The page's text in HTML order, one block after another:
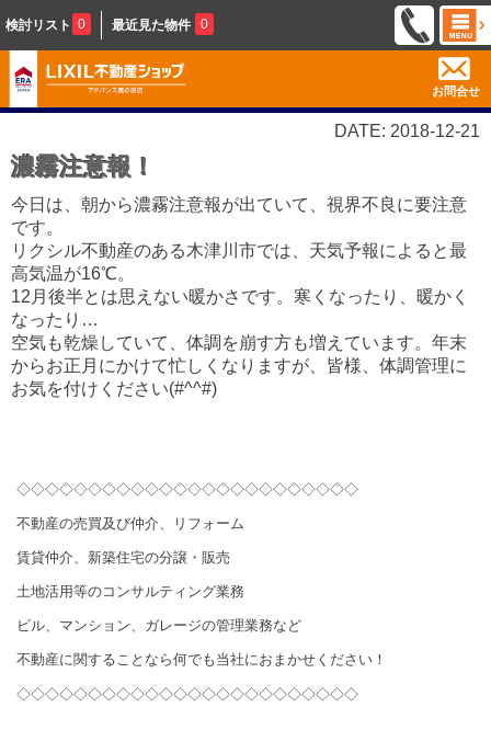
検討リスト 0 最近見た物件 0
お問合せ
DATE: 2018-12-21
濃霧注意報！
今日は、朝から濃霧注意報が出ていて、視界不良に要注意
です。
リクシル不動産のある木津川市では、天気予報によると最
高気温が16℃。
12月後半とは思えない暖かさです。寒くなったり、暖かく
なったり…
空気も乾燥していて、体調を崩す方も増えています。年末
からお正月にかけて忙しくなりますが、皆様、体調管理に
お気を付けください(#^^#)
◇◇◇◇◇◇◇◇◇◇◇◇◇◇◇◇◇◇◇◇◇◇◇◇
不動産の売買及び仲介、リフォーム
賃貸仲介、新築住宅の分譲・販売
土地活用等のコンサルティング業務
ビル、マンション、ガレージの管理業務など
不動産に関することなら何でも当社におまかせください！
◇◇◇◇◇◇◇◇◇◇◇◇◇◇◇◇◇◇◇◇◇◇◇◇